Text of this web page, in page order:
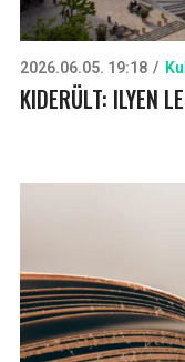
2026.06.05. 19:18
KIDERÜLT: ILYEN